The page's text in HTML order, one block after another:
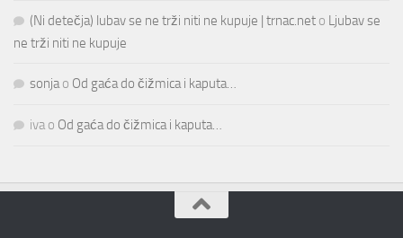
(Ni detečja) lubav se ne trži niti ne kupuje | trnac.net o Ljubav se
ne trži niti ne kupuje
sonjao Od gaća do čižmica i kaputa…
iva o Od gaća do čižmica i kaputa…